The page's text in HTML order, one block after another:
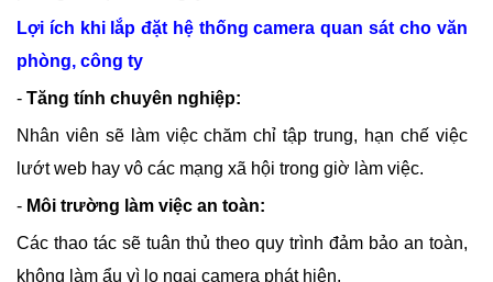
Lợi ích khi lắp đặt hệ thống camera quan sát cho văn
phòng, công ty
- Tăng tính chuyên nghiệp:
Nhân viên sẽ làm việc chăm chỉ tập trung, hạn chế việc
lướt web hay vô các mạng xã hội trong giờ làm việc.
- Môi trường làm việc an toàn:
Các thao tác sẽ tuân thủ theo quy trình đảm bảo an toàn,
không làm ẩu vì lo ngại camera phát hiện.